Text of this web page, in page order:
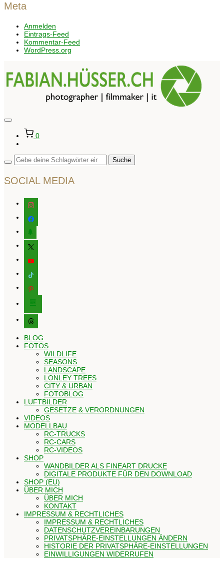
Meta
Anmelden
Eintrags-Feed
Kommentar-Feed
WordPress.org
Seitenleiste
Navigation
umschalten
0
SOCIAL MEDIA
instagram
facebook
tree
x
editor-
kitchensink
threads
BLOG
FOTOS
WILDLIFE
SEASONS
LANDSCAPE
LONLEY TREES
CITY & URBAN
FOTOBLOG
LUFTBILDER
GESETZE & VERORDNUNGEN
VIDEOS
MODELLBAU
RC-TRUCKS
RC-CARS
RC-VIDEOS
SHOP
WANDBILDER ALS FINEART DRUCKE
DIGITALE PRODUKTE FÜR DEN DOWNLOAD
SHOP (EU)
ÜBER MICH
ÜBER MICH
KONTAKT
IMPRESSUM & RECHTLICHES
IMPRESSUM & RECHTLICHES
DATENSCHUTZVEREINBARUNGEN
PRIVATSPHÄRE-EINSTELLUNGEN ÄNDERN
HISTORIE DER PRIVATSPHÄRE-EINSTELLUNGEN
EINWILLIGUNGEN WIDERRUFEN